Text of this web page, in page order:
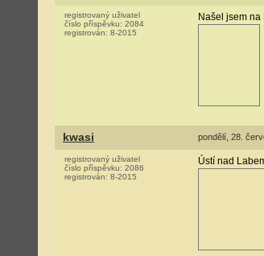
registrovaný uživatel
číslo příspěvku: 2084
registrován: 8-2015
Našel jsem
kwasi pondělí, 28.
registrovaný uživatel
číslo příspěvku: 2086
registrován: 8-2015
Ústí nad